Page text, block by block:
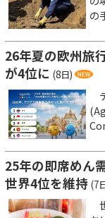
の
26年夏の欧州旅
が4位に (8日)
25年の即席めん
世界4位を維持 (7